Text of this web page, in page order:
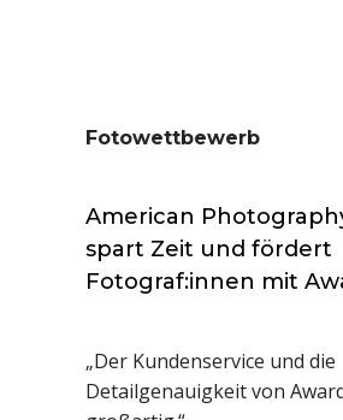
Fotowettbewerb
American
spart Zeit und fördert
Fotograf:innen mit
„Der Kundenservice und die
Detailgenauigkeit von